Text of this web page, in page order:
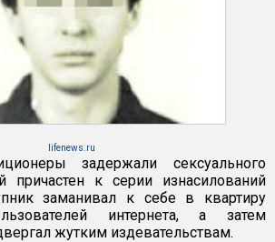
lifenews.ru
задержали сексуального
причастен к серии изнасилований
заманивал к себе в квартиру
интернета, а затем
жутким издевательствам.